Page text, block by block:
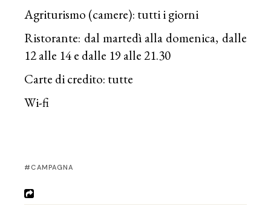
Agriturismo (camere): tutti i giorni
Ristorante: dal martedì alla domenica, dalle
12 alle 14 e dalle 19 alle 21.30
Carte di credito: tutte
Wi-fi
CAMPAGNA